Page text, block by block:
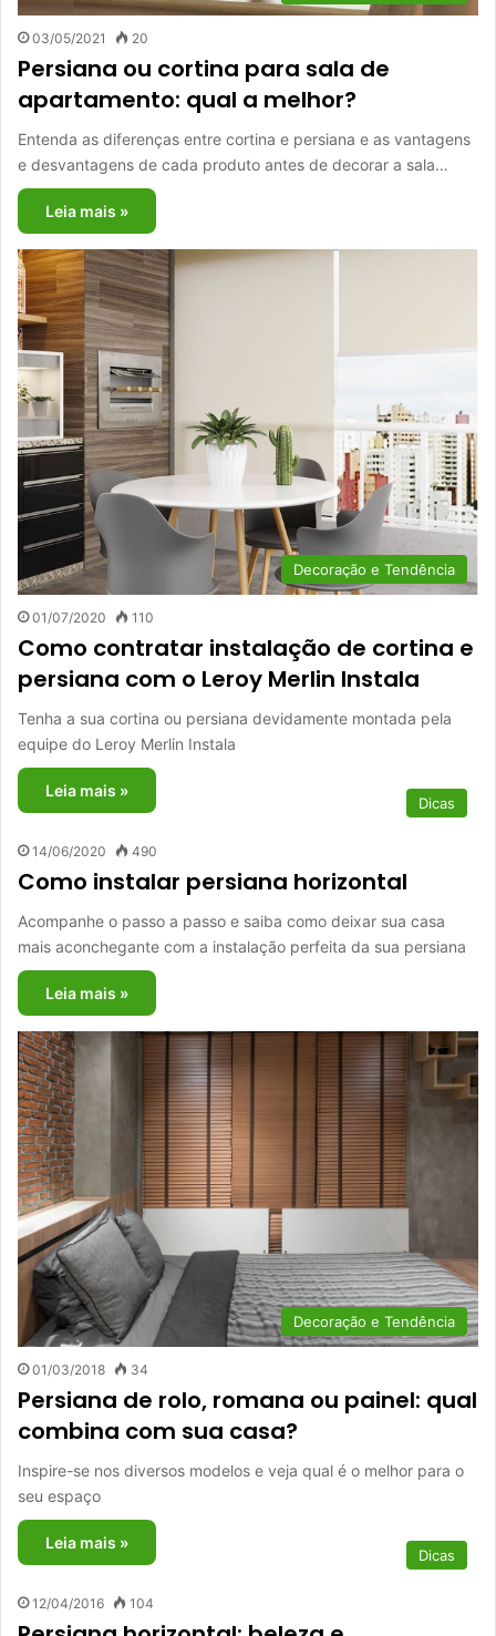
03/05/2021 20
Persiana ou cortina para sala de
apartamento: qual a melhor?
Entenda as diferenças entre cortina e persiana e as vantagens
e desvantagens de cada produto antes de decorar a sala…
Leia mais »
Decoração e Tendência
01/07/2020 110
Como contratar instalação de cortina e
persiana com o Leroy Merlin Instala
Tenha a sua cortina ou persiana devidamente montada pela
equipe do Leroy Merlin Instala
Leia mais »
Dicas
14/06/2020 490
Como instalar persiana horizontal
Acompanhe o passo a passo e saiba como deixar sua casa
mais aconchegante com a instalação perfeita da sua persiana
Leia mais »
Decoração e Tendência
01/03/2018 34
Persiana de rolo, romana ou painel: qual
combina com sua casa?
Inspire-se nos diversos modelos e veja qual é o melhor para o
seu espaço
Leia mais »
Dicas
12/04/2016 104